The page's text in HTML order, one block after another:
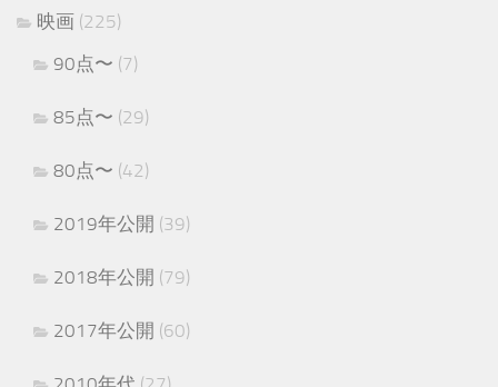
映画 (225)
90点〜 (7)
85点〜 (29)
80点〜 (42)
2019年公開 (39)
2018年公開 (79)
2017年公開 (60)